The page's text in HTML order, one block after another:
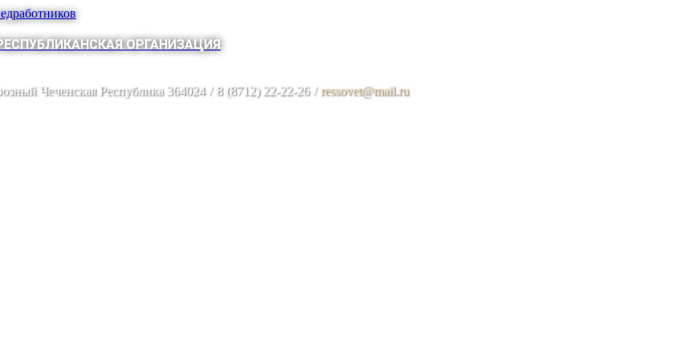
ОРГАНИЗАЦИЯ
Чеченская Республика 364024 / 8 (8712) 22-22-26 / ressovet@mail.ru